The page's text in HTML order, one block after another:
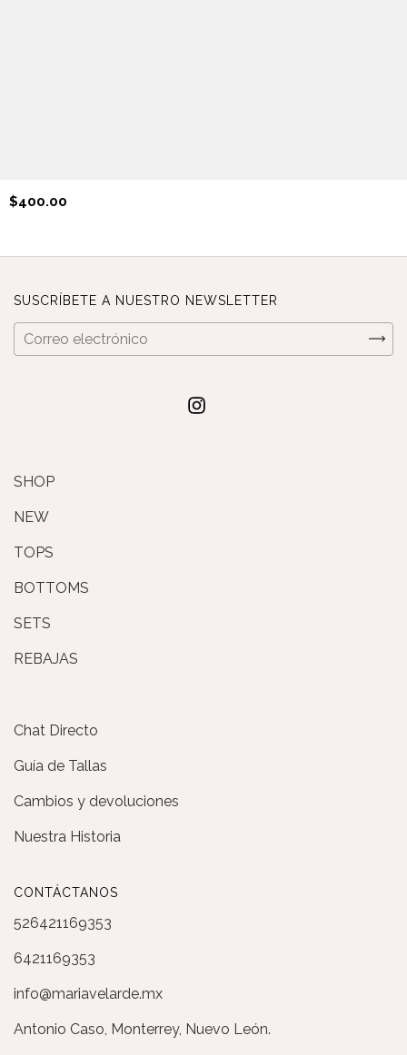
$400.00
SUSCRÍBETE A NUESTRO NEWSLETTER
SHOP
NEW
TOPS
BOTTOMS
SETS
REBAJAS
Chat Directo
Guía de Tallas
Cambios y devoluciones
Nuestra Historia
CONTÁCTANOS
526421169353
6421169353
info@mariavelarde.mx
Antonio Caso, Monterrey, Nuevo León.